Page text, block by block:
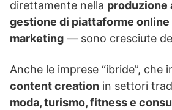
direttamente nella produzione
gestione di piattaforme online
marketing — sono cresciute
Anche le imprese “ibride”, che
content creation in settori
moda, turismo, fitness e